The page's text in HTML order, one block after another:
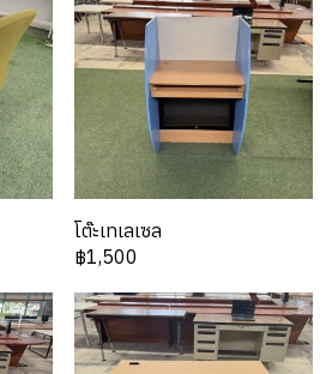
โต๊ะเทเลเซล
฿1,500